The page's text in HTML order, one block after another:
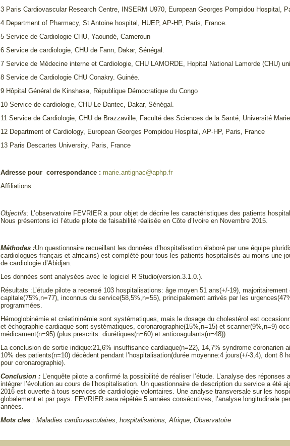
3 Paris Cardiovascular Research Centre, INSERM U970, European Georges Pompidou Hospital,
4 Department of Pharmacy, St Antoine hospital, HUEP, AP-HP, Paris, France.
5 Service de Cardiologie CHU, Yaoundé, Cameroun
6 Service de cardiologie, CHU de Fann, Dakar, Sénégal.
7 Service de Médecine interne et Cardiologie, CHU LAMORDE, Hopital National Lamorde (CHU)
8 Service de Cardiologie CHU Conakry. Guinée.
9 Hôpital Général de Kinshasa, République Démocratique du Congo
10 Service de cardiologie, CHU Le Dantec, Dakar, Sénégal.
11 Service de Cardiologie, CHU de Brazzaville, Faculté des Sciences de la Santé, Université
12 Department of Cardiology, European Georges Pompidou Hospital, AP-HP, Paris, France
13 Paris Descartes University, Paris, France
Adresse pour correspondance : marie.antignac@aphp.fr
Affiliations :
Objectifs: L’observatoire FEVRIER a pour objet de décrire les caractéristiques des patients
Nous présentons ici l’étude pilote de faisabilité réalisée en Côte d’Ivoire en Novembre 2015.
Méthodes :Un questionnaire recueillant les données d’hospitalisation élaboré par une équipe
cardiologues français et africains) est complété pour tous les patients hospitalisés au moins une
de cardiologie d’Abidjan.
Les données sont analysées avec le logiciel R Studio(version.3.1.0.).
Résultats :L’étude pilote a recensé 103 hospitalisations: âge moyen 51 ans(+/-19),
capitale(75%,n=77), inconnus du service(58,5%,n=55), principalement arrivés par les
programmées.
Hémoglobinémie et créatininémie sont systématiques, mais le dosage du cholestérol est
et échographie cardiaque sont systématiques, coronarographie(15%,n=15) et scanner(9%,n=9)
médicament(n=95) (plus prescrits: diurétiques(n=60) et anticoagulants(n=48)).
La conclusion de sortie indique:21,6% insuffisance cardiaque(n=22), 14,7% syndrome coronarien
10% des patients(n=10) décèdent pendant l’hospitalisation(durée moyenne:4 jours(+/-3,4), dont 8
pour coronarographie).
Conclusion : L’enquête pilote a confirmé la possibilité de réaliser l’étude. L’analyse des
intégrer l’évolution au cours de l’hospitalisation. Un questionnaire de description du service a été
2016 est ouverte à tous services de cardiologie volontaires. Une analyse transversale sur les
globalement et par pays. FEVRIER sera répétée 5 années consécutives, l’analyse longitudinale
années.
Mots cles : Maladies cardiovasculaires, hospitalisations, Afrique, Observatoire